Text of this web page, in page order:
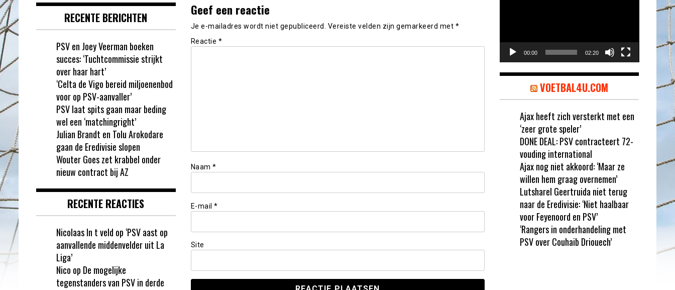
Geef een reactie
Je e-mailadres wordt niet gepubliceerd. Vereiste velden zijn gemarkeerd met *
Reactie *
Naam *
E-mail *
Site
RECENTE BERICHTEN
PSV en Joey Veerman boeken
succes: ‘Tuchtcommissie strijkt
over haar hart’
‘Celta de Vigo bereid miljoenenbod
voor op PSV-aanvaller’
PSV laat spits gaan maar beding
wel een ‘matchingright’
Julian Brandt en Tolu Arokodare
gaan de Eredivisie slopen
Wouter Goes zet krabbel onder
nieuw contract bij AZ
RECENTE REACTIES
Nicolaas In t veld op ‘PSV aast op
aanvallende middenvelder uit La
Liga’
Nico op De mogelijke
tegenstanders van PSV in derde
00:00 02:20
VOETBAL4U.COM
Ajax heeft zich versterkt met een
‘zeer grote speler’
DONE DEAL: PSV contracteert 72-
vouding international
Ajax nog niet akkoord: ‘Maar ze
willen hem graag overnemen’
Lutsharel Geertruida niet terug
naar de Eredivisie: ‘Niet haalbaar
voor Feyenoord en PSV’
‘Rangers in onderhandeling met
PSV over Couhaib Driouech’